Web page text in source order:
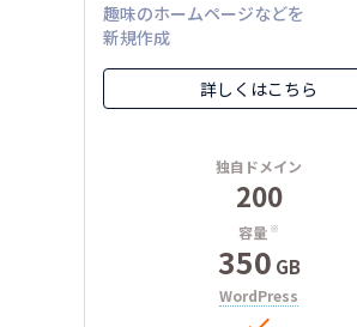
趣味のホームページなどを
新規作成
詳しくはこちら
独自ドメイン
200
容量 ※
350 GB
WordPress